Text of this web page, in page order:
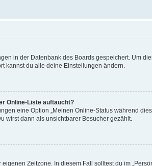
in der Datenbank des Boards gespeichert. Um
kannst du alle deine Einstellungen ändern.
Online-Liste auftaucht?
eine Option „Meinen Online-Status während
wirst dann als unsichtbarer Besucher gezählt.
Zeitzone. In diesem Fall solltest du im